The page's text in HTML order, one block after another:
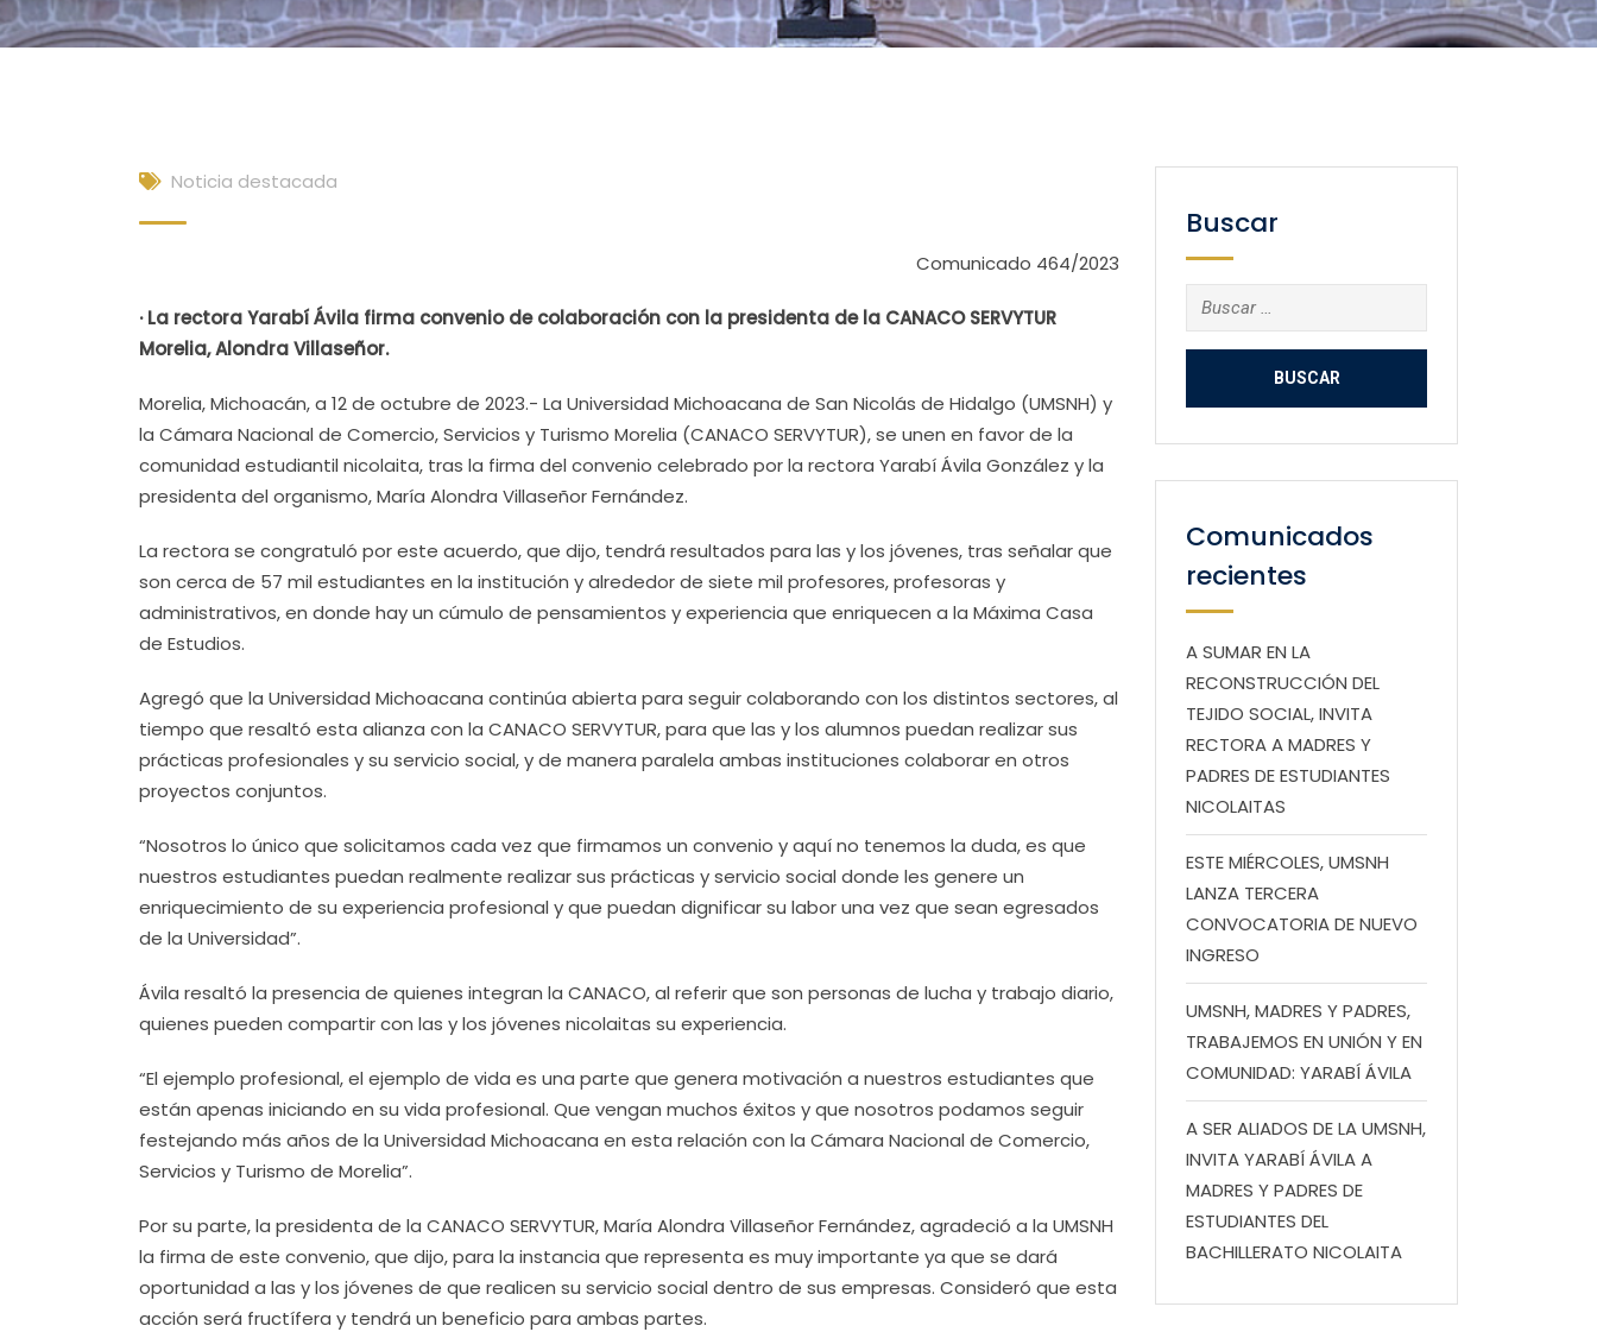
Noticia destacada
Comunicado 464/2023
· La rectora Yarabí Ávila firma convenio de colaboración con la presidenta de la CANACO SERVYTUR
Morelia, Alondra Villaseñor.
Morelia, Michoacán, a 12 de octubre de 2023.- La Universidad Michoacana de San Nicolás de Hidalgo (UMSNH) y
la Cámara Nacional de Comercio, Servicios y Turismo Morelia (CANACO SERVYTUR), se unen en favor de la
comunidad estudiantil nicolaita, tras la firma del convenio celebrado por la rectora Yarabí Ávila González y la
presidenta del organismo, María Alondra Villaseñor Fernández.
La rectora se congratuló por este acuerdo, que dijo, tendrá resultados para las y los jóvenes, tras señalar que
son cerca de 57 mil estudiantes en la institución y alrededor de siete mil profesores, profesoras y
administrativos, en donde hay un cúmulo de pensamientos y experiencia que enriquecen a la Máxima Casa
de Estudios.
Agregó que la Universidad Michoacana continúa abierta para seguir colaborando con los distintos sectores, al
tiempo que resaltó esta alianza con la CANACO SERVYTUR, para que las y los alumnos puedan realizar sus
prácticas profesionales y su servicio social, y de manera paralela ambas instituciones colaborar en otros
proyectos conjuntos.
“Nosotros lo único que solicitamos cada vez que firmamos un convenio y aquí no tenemos la duda, es que
nuestros estudiantes puedan realmente realizar sus prácticas y servicio social donde les genere un
enriquecimiento de su experiencia profesional y que puedan dignificar su labor una vez que sean egresados
de la Universidad”.
Ávila resaltó la presencia de quienes integran la CANACO, al referir que son personas de lucha y trabajo diario,
quienes pueden compartir con las y los jóvenes nicolaitas su experiencia.
“El ejemplo profesional, el ejemplo de vida es una parte que genera motivación a nuestros estudiantes que
están apenas iniciando en su vida profesional. Que vengan muchos éxitos y que nosotros podamos seguir
festejando más años de la Universidad Michoacana en esta relación con la Cámara Nacional de Comercio,
Servicios y Turismo de Morelia”.
Por su parte, la presidenta de la CANACO SERVYTUR, María Alondra Villaseñor Fernández, agradeció a la UMSNH
la firma de este convenio, que dijo, para la instancia que representa es muy importante ya que se dará
oportunidad a las y los jóvenes de que realicen su servicio social dentro de sus empresas. Consideró que esta
acción será fructífera y tendrá un beneficio para ambas partes.
Buscar
Buscar:
Comunicados
recientes
A SUMAR EN LA
RECONSTRUCCIÓN DEL
TEJIDO SOCIAL, INVITA
RECTORA A MADRES Y
PADRES DE ESTUDIANTES
NICOLAITAS
ESTE MIÉRCOLES, UMSNH
LANZA TERCERA
CONVOCATORIA DE NUEVO
INGRESO
UMSNH, MADRES Y PADRES,
TRABAJEMOS EN UNIÓN Y EN
COMUNIDAD: YARABÍ ÁVILA
A SER ALIADOS DE LA UMSNH,
INVITA YARABÍ ÁVILA A
MADRES Y PADRES DE
ESTUDIANTES DEL
BACHILLERATO NICOLAITA